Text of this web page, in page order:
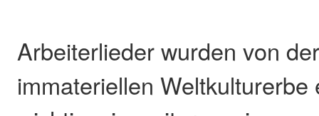
Arbeiterlieder wurden von
immateriellen Weltkulturerbe